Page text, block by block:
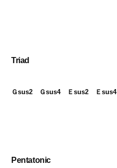
Triad
Ｇsus2　Ｇsus4　Ｅsus2　Ｅsus4
Pentatonic